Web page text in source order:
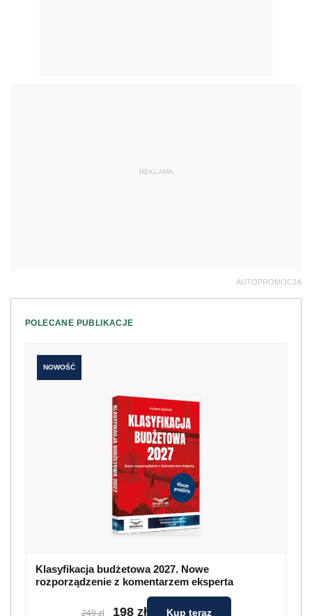
REKLAMA
AUTOPROMOCJA
POLECANE PUBLIKACJE
NOWOŚĆ
Klasyfikacja budżetowa 2027. Nowe
rozporządzenie z komentarzem eksperta
249 zł 198 zł Kup teraz